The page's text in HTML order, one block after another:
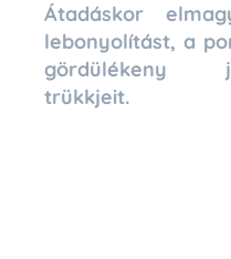
Átadáskor
lebonyolítást, a
gördülékeny
trükkjeit.